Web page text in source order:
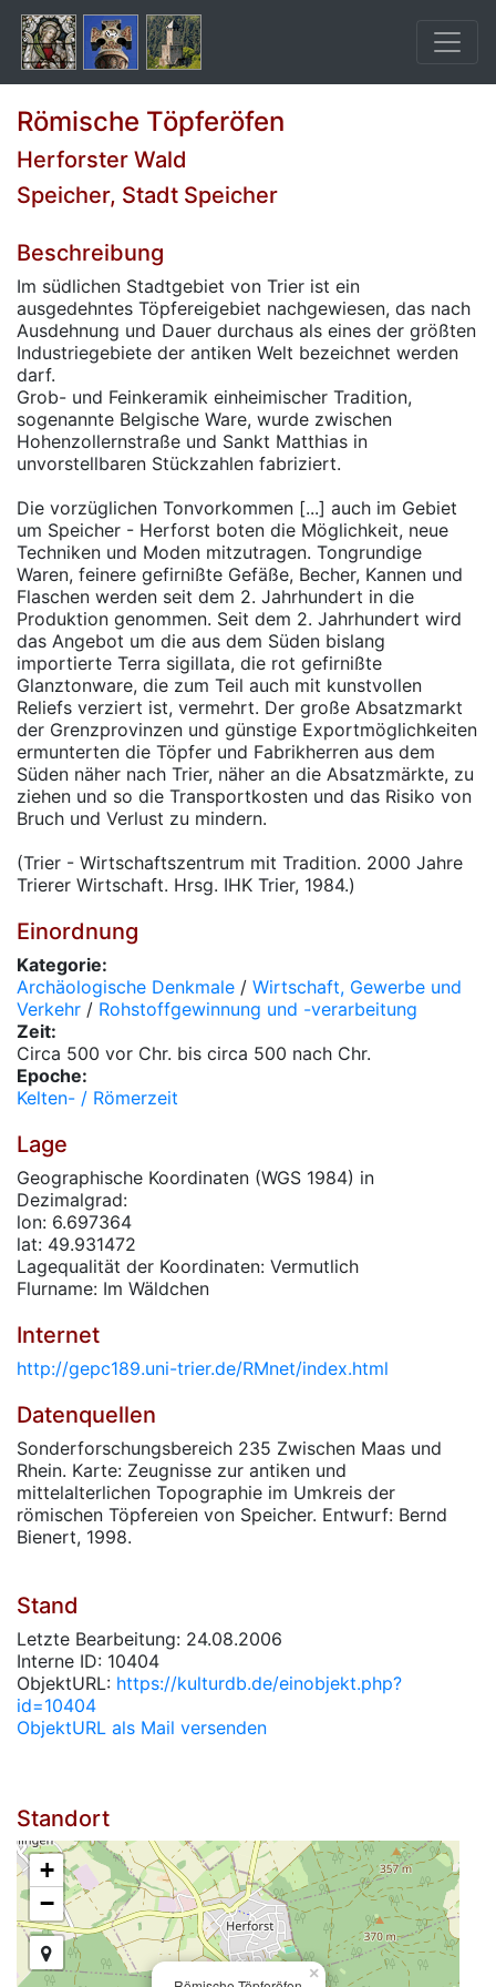
Römische Töpferöfen
Herforster Wald
Speicher, Stadt Speicher
Beschreibung
Im südlichen Stadtgebiet von Trier ist ein
ausgedehntes Töpfereigebiet nachgewiesen, das nach
Ausdehnung und Dauer durchaus als eines der größten
Industriegebiete der antiken Welt bezeichnet werden
darf.
Grob- und Feinkeramik einheimischer Tradition,
sogenannte Belgische Ware, wurde zwischen
Hohenzollernstraße und Sankt Matthias in
unvorstellbaren Stückzahlen fabriziert.
Die vorzüglichen Tonvorkommen [...] auch im Gebiet
um Speicher - Herforst boten die Möglichkeit, neue
Techniken und Moden mitzutragen. Tongrundige
Waren, feinere gefirnißte Gefäße, Becher, Kannen und
Flaschen werden seit dem 2. Jahrhundert in die
Produktion genommen. Seit dem 2. Jahrhundert wird
das Angebot um die aus dem Süden bislang
importierte Terra sigillata, die rot gefirnißte
Glanztonware, die zum Teil auch mit kunstvollen
Reliefs verziert ist, vermehrt. Der große Absatzmarkt
der Grenzprovinzen und günstige Exportmöglichkeiten
ermunterten die Töpfer und Fabrikherren aus dem
Süden näher nach Trier, näher an die Absatzmärkte, zu
ziehen und so die Transportkosten und das Risiko von
Bruch und Verlust zu mindern.
(Trier - Wirtschaftszentrum mit Tradition. 2000 Jahre
Trierer Wirtschaft. Hrsg. IHK Trier, 1984.)
Einordnung
Kategorie:
Archäologische Denkmale / Wirtschaft, Gewerbe und
Verkehr / Rohstoffgewinnung und -verarbeitung
Zeit:
Circa 500 vor Chr. bis circa 500 nach Chr.
Epoche:
Kelten- / Römerzeit
Lage
Geographische Koordinaten (WGS 1984) in
Dezimalgrad:
lon: 6.697364
lat: 49.931472
Lagequalität der Koordinaten: Vermutlich
Flurname: Im Wäldchen
Internet
http://gepc189.uni-trier.de/RMnet/index.html
Datenquellen
Sonderforschungsbereich 235 Zwischen Maas und
Rhein. Karte: Zeugnisse zur antiken und
mittelalterlichen Topographie im Umkreis der
römischen Töpfereien von Speicher. Entwurf: Bernd
Bienert, 1998.
Stand
Letzte Bearbeitung: 24.08.2006
Interne ID: 10404
ObjektURL: https://kulturdb.de/einobjekt.php?
id=10404
ObjektURL als Mail versenden
Standort
×
+
−